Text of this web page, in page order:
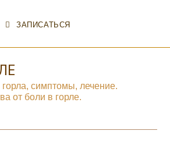
ЗАПИСАТЬСЯ
симптомы, лечение.
от боли в горле.